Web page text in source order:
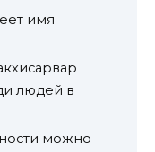
имя
людей в
можно